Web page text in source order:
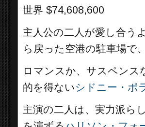
世界 $74,608,600
主人公の二人が愛し合う
ら戻った空港の駐車場で
ロマンスか、サスペンス
的を得ないシドニー・ポ
主演の二人は、実力派ら